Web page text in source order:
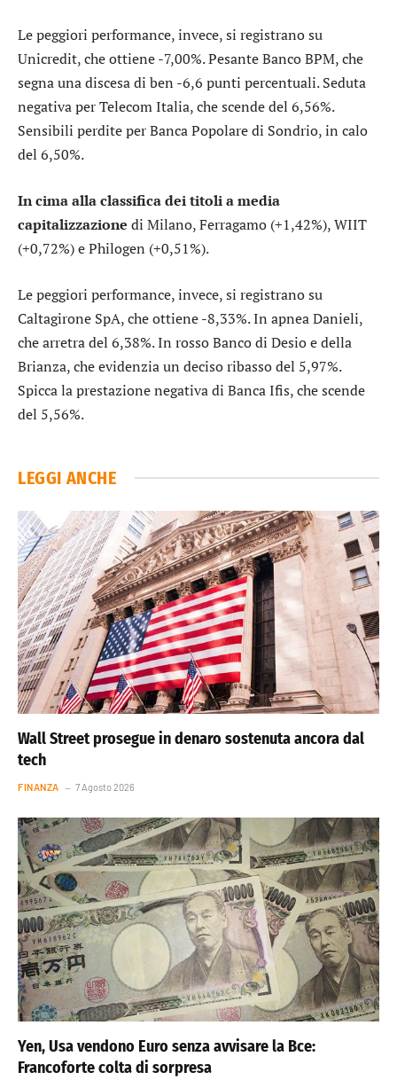
Le peggiori performance, invece, si registrano su
Unicredit, che ottiene -7,00%. PesanteBanco BPM, che
segna una discesa di ben -6,6 punti percentuali. Seduta
negativa perTelecom Italia, che scende del 6,56%.
Sensibili perdite perBanca Popolare di Sondrio, in calo
del 6,50%.
In cima alla classifica dei titoli a media
capitalizzazione di Milano,Ferragamo (+1,42%),WIIT
(+0,72%) ePhilogen (+0,51%).
Le peggiori performance, invece, si registrano su
Caltagirone SpA, che ottiene -8,33%. In apneaDanieli,
che arretra del 6,38%. In rossoBanco di Desio e della
Brianza, che evidenzia un deciso ribasso del 5,97%.
Spicca la prestazione negativa di Banca Ifis, che scende
del 5,56%.
LEGGI ANCHE
Wall Street prosegue in denaro sostenuta ancora dal
tech
FINANZA 7 Agosto 2026
Yen, Usa vendono Euro senza avvisare la Bce:
Francoforte colta di sorpresa